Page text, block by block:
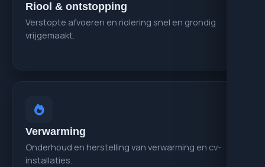
Riool & ontstopping
Verstopte afvoeren en riolering snel en grondig
vrijgemaakt.
Verwarming
Onderhoud en herstelling van verwarming en cv-
installaties.